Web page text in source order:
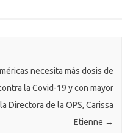
necesita más dosis de
la Covid-19 y con mayor
Directora de la OPS, Carissa
Etienne →